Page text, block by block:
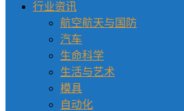
行业资讯
航空航天与国防
汽车
生命科学
生活与艺术
模具
自动化